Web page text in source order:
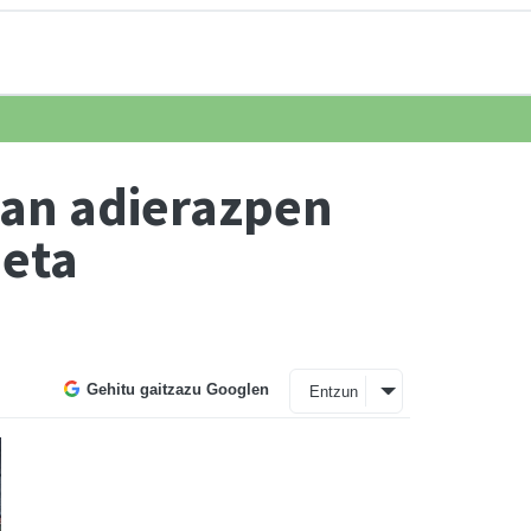
adierazpen
Gehitu gaitzazu Googlen Entzun